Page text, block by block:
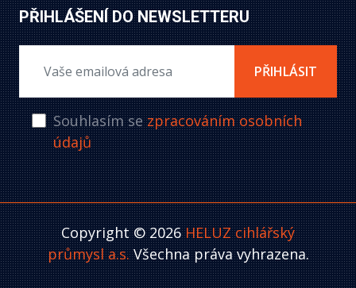
PŘIHLÁŠENÍ DO NEWSLETTERU
PŘIHLÁSIT
Souhlasím sezpracováním osobních
údajů
Copyright © 2026HELUZ cihlářský
průmysl a.s. Všechna práva vyhrazena.